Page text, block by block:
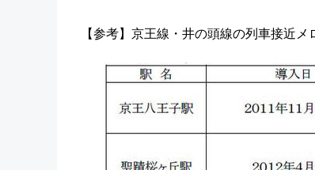
【参考】京王線・井の頭線の列車接近